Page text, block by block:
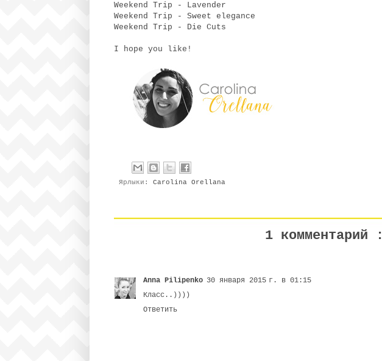
Weekend Trip - Lavender
Weekend Trip - Sweet elegance
Weekend Trip - Die Cuts
I hope you like!
Ярлыки: Carolina Orellana
1 комментарий :
Anna Pilipenko 30 января 2015 г. в 01:15
Класс..))))
Ответить